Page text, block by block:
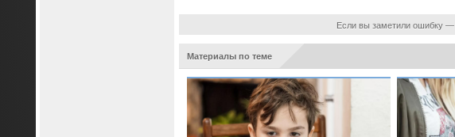
Если вы заметили ошибку
Материалы по теме